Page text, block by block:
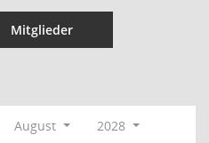
Mitglieder
August
2028